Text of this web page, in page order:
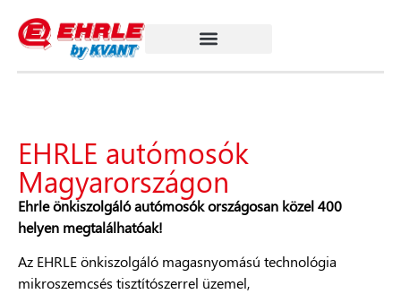
EHRLE autómosók
Magyarországon
Ehrle önkiszolgáló autómosók országosan közel 400
helyen megtalálhatóak!
Az EHRLE önkiszolgáló magasnyomású technológia
mikroszemcsés tisztítószerrel üzemel,